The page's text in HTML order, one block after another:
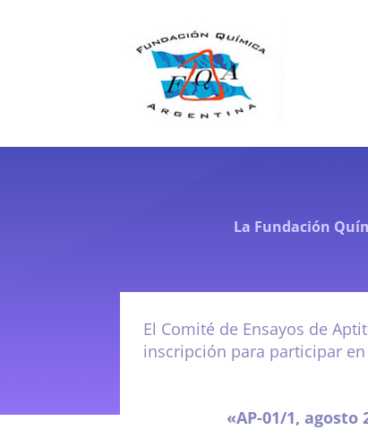
La Fundación
El Comité de Ensayos de
inscripción para participar
«AP-01/1,